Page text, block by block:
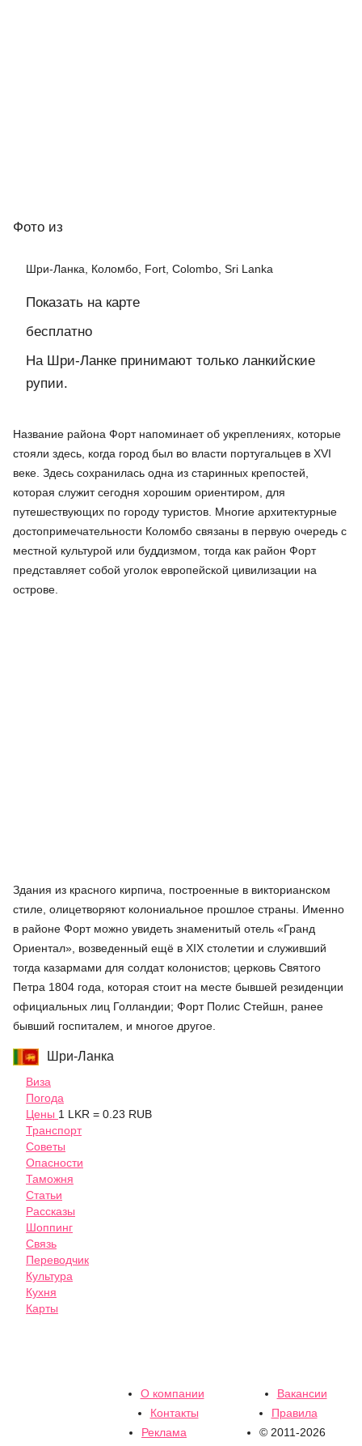
Фото из
Шри-Ланка, Коломбо, Fort, Colombo, Sri Lanka
Показать на карте
бесплатно
На Шри-Ланке принимают только ланкийские
рупии.
Название района Форт напоминает об укреплениях, которые
стояли здесь, когда город был во власти португальцев в XVI
веке. Здесь сохранилась одна из старинных крепостей,
которая служит сегодня хорошим ориентиром, для
путешествующих по городу туристов. Многие архитектурные
достопримечательности Коломбо связаны в первую очередь с
местной культурой или буддизмом, тогда как район Форт
представляет собой уголок европейской цивилизации на
острове.
Здания из красного кирпича, построенные в викторианском
стиле, олицетворяют колониальное прошлое страны. Именно
в районе Форт можно увидеть знаменитый отель «Гранд
Ориентал», возведенный ещё в XIX столетии и служивший
тогда казармами для солдат колонистов; церковь Святого
Петра 1804 года, которая стоит на месте бывшей резиденции
официальных лиц Голландии; Форт Полис Стейшн, ранее
бывший госпиталем, и многое другое.
Шри-Ланка
Виза
Погода
Цены 1 LKR = 0.23 RUB
Транспорт
Советы
Опасности
Таможня
Статьи
Рассказы
Шоппинг
Связь
Переводчик
Культура
Кухня
Карты
О компании
Вакансии
Контакты
Правила
Реклама
© 2011-2026